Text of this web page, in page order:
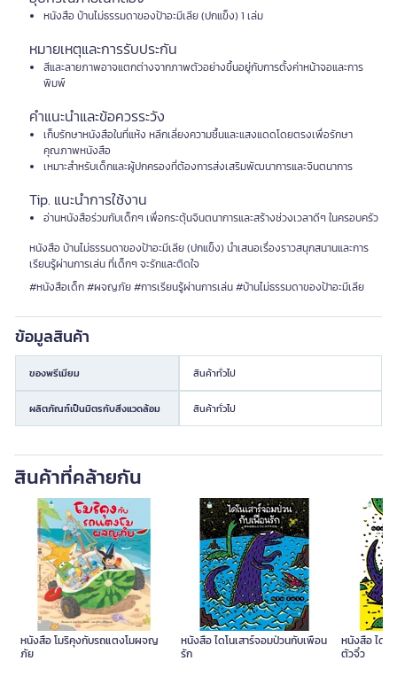
หนังสือ บ้านไม่ธรรมดาของป้าอะมีเลีย (ปกแข็ง) 1 เล่ม
หมายเหตุและการรับประกัน
สีและลายภาพอาจแตกต่างจากภาพตัวอย่างขึ้นอยู่กับการตั้งค่าหน้าจอและการ
พิมพ์
คำแนะนำและข้อควรระวัง
เก็บรักษาหนังสือในที่แห้ง หลีกเลี่ยงความชื้นและแสงแดดโดยตรงเพื่อรักษา
คุณภาพหนังสือ
เหมาะสำหรับเด็กและผู้ปกครองที่ต้องการส่งเสริมพัฒนาการและจินตนาการ
Tip. แนะนำการใช้งาน
อ่านหนังสือร่วมกับเด็กๆ เพื่อกระตุ้นจินตนาการและสร้างช่วงเวลาดีๆ ในครอบครัว
หนังสือ บ้านไม่ธรรมดาของป้าอะมีเลีย (ปกแข็ง) นำเสนอเรื่องราวสนุกสนานและการ
เรียนรู้ผ่านการเล่น ที่เด็กๆ จะรักและติดใจ
#หนังสือเด็ก #ผจญภัย #การเรียนรู้ผ่านการเล่น #บ้านไม่ธรรมดาของป้าอะมีเลีย
ข้อมูลสินค้า
ของพรีเมียม สินค้าทั่วไป
ผลิตภัณฑ์เป็นมิตรกับสิ่งแวดล้อม สินค้าทั่วไป
สินค้าที่คล้ายกัน
หนังสือ โมริคุงกับรถแตงโมผจญ
ภัย
หนังสือ ไดโนเสาร์จอมป่วนกับเพื่อน
รัก
หนังสือ ไดโ
ตัวจิ๋ว